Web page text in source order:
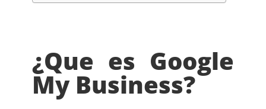
¿Que es Google
My Business?